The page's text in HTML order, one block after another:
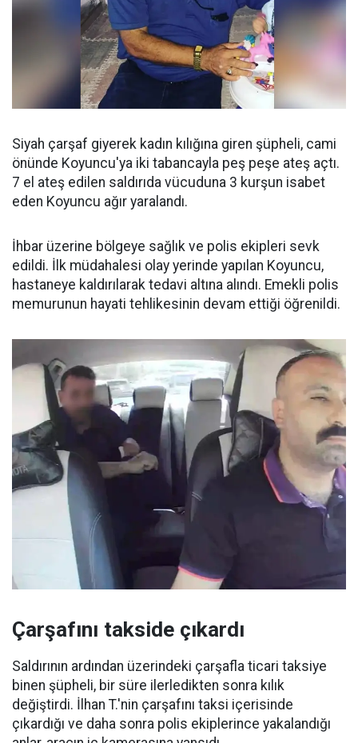
Siyah çarşaf giyerek kadın kılığına giren şüpheli, cami
önünde Koyuncu'ya iki tabancayla peş peşe ateş açtı.
7 el ateş edilen saldırıda vücuduna 3 kurşun isabet
eden Koyuncu ağır yaralandı.
İhbar üzerine bölgeye sağlık ve polis ekipleri sevk
edildi. İlk müdahalesi olay yerinde yapılan Koyuncu,
hastaneye kaldırılarak tedavi altına alındı. Emekli polis
memurunun hayati tehlikesinin devam ettiği öğrenildi.
Çarşafını takside çıkardı
Saldırının ardından üzerindeki çarşafla ticari taksiye
binen şüpheli, bir süre ilerledikten sonra kılık
değiştirdi. İlhan T.'nin çarşafını taksi içerisinde
çıkardığı ve daha sonra polis ekiplerince yakalandığı